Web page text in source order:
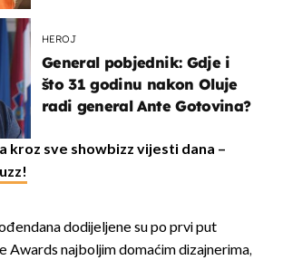
HEROJ
General pobjednik: Gdje i
što 31 godinu nakon Oluje
radi general Ante Gotovina?
kroz sve showbizz vijesti dana –
dodijeljene su po prvi put
Awards najboljim domaćim dizajnerima,